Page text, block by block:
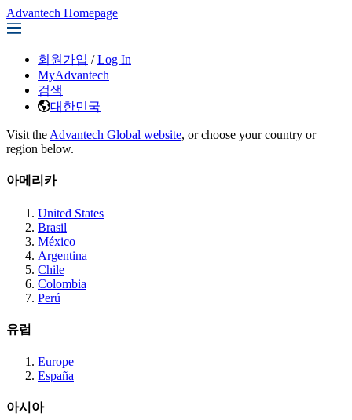
Advantech Homepage
회원가입 / Log In
MyAdvantech
검색
대한민국
Visit the Advantech Global website, or choose your country or
region below.
아메리카
United States
Brasil
México
Argentina
Chile
Colombia
Perú
유럽
Europe
España
아시아